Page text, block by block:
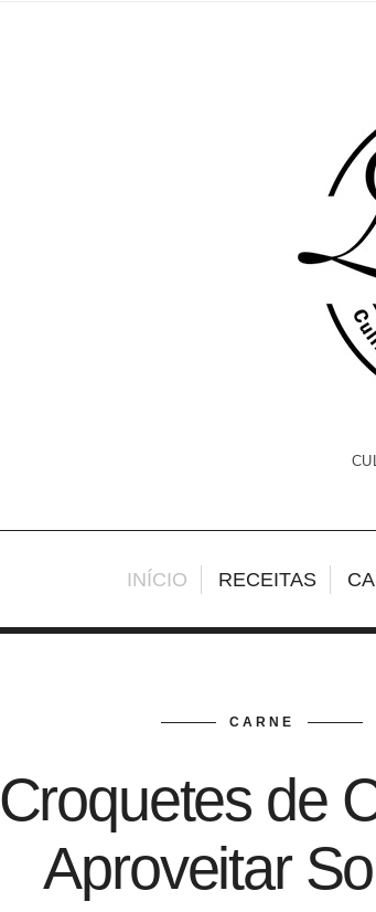
INÍCIO RECEITAS
CARNE
Croquetes de
Aproveitar